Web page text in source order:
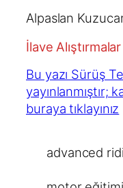
Alpaslan
İlave Alıştırmalar
Bu yazı Sürüş
yayınlanmıştır;
buraya tıklayınız
advanced